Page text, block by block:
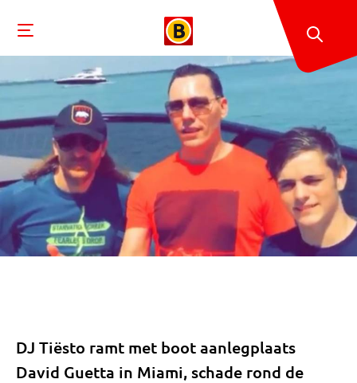
DJ Tiësto ramt met boot aanlegplaats
David Guetta in Miami, schade rond de